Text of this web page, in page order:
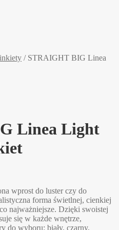
/ STRAIGHT BIG Linea
Linea Light
wprost do luster czy do
forma świetlnej, cienkiej
najważniejsze. Dzięki swoistej
się w każde wnętrze,
do wyboru: biały, czarny,